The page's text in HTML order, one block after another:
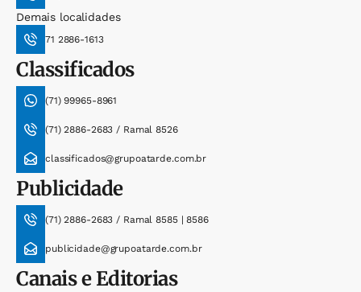
Demais localidades
71 2886-1613
Classificados
(71) 99965-8961
(71) 2886-2683 / Ramal 8526
classificados@grupoatarde.com.br
Publicidade
(71) 2886-2683 / Ramal 8585 | 8586
publicidade@grupoatarde.com.br
Canais e Editorias